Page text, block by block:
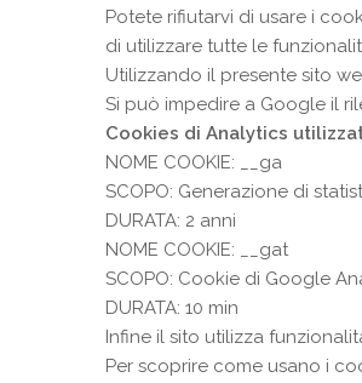
Potete rifiutarvi di usare i
di utilizzare tutte le
Utilizzando il presente sito
Si può impedire a Google il
Cookies di Analytics
NOME COOKIE: __ga
SCOPO: Generazione di
DURATA: 2 anni
NOME COOKIE: __gat
SCOPO: Cookie di Google
DURATA: 10 min
Infine il sito utilizza
Per scoprire come usano i